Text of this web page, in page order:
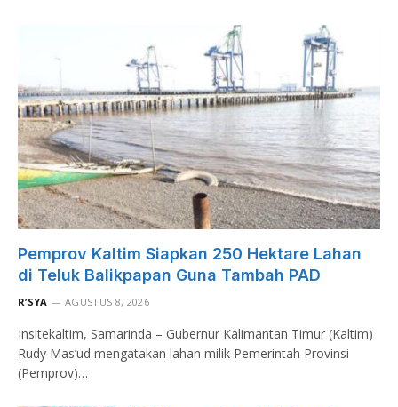
Pemprov Kaltim Siapkan 250 Hektare Lahan
di Teluk Balikpapan Guna Tambah PAD
R’SYA AGUSTUS 8, 2026
Insitekaltim, Samarinda – Gubernur Kalimantan Timur (Kaltim)
Rudy Mas’ud mengatakan lahan milik Pemerintah Provinsi
(Pemprov)…